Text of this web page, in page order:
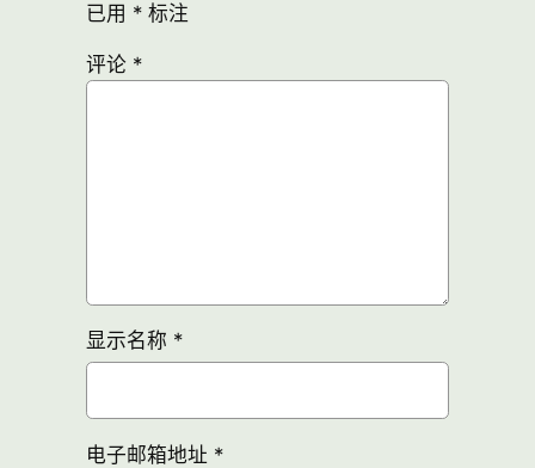
已用 *标注
评论 *
显示名称 *
电子邮箱地址 *